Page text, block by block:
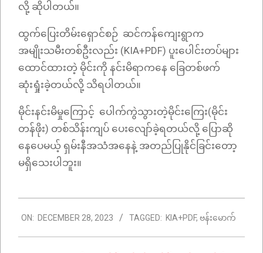
လို့ ဆိုပါတယ်။
ထွက်ပြေးတိမ်းရှောင်စဉ် ဆင်ကန်ကျေးရွာက
အမျိုးသမီးတစ်ဦးလည်း (KIA+PDF) ပူးပေါင်းတပ်များ
ထောင်ထားတဲ့ မိုင်းကို နင်းမိရာကနေ ခြေတစ်ဖက်
ဆုံးရှုံးခဲ့တယ်လို့ သိရပါတယ်။
မိုင်းနင်းမိမှုကြောင့် ပေါက်ကွဲသွားတဲ့မိုင်းကြေး(မိုင်း
တန်ဖိုး) တစ်သိန်းကျပ် ပေးလျော်ခဲ့ရတယ်လို့ ပြောဆို
နေပေမယ့် ရှမ်းနီအသံအနေနဲ့ အတည်ပြုနိုင်ခြင်းတော့
မရှိသေးပါဘူး။
12-
28
ON: DECEMBER 28, 2023 TAGGED: KIA+PDF, ဗန်းမောက်